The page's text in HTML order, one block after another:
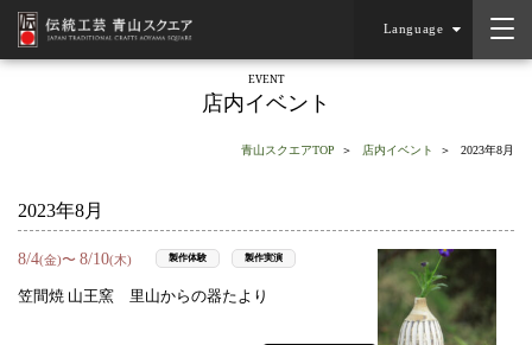
Language
EVENT
店内イベント
青山スクエアTOP 店内イベント 2023年8月
2023年8月
8/4(金)〜 8/10(木) 製作体験 製作実演
笠間焼 山王窯 里山からの器たより